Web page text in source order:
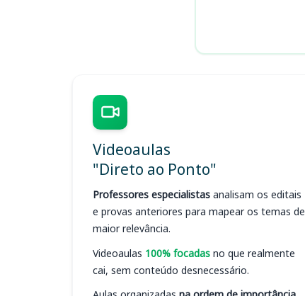
Videoaulas
"Direto ao Ponto"
Professores especialistas analisam os editais
e provas anteriores para mapear os temas de
maior relevância.
Videoaulas 100% focadas no que realmente
cai, sem conteúdo desnecessário.